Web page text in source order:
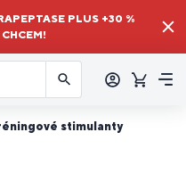
PLUS +30 %
sa
Košík
stimulanty